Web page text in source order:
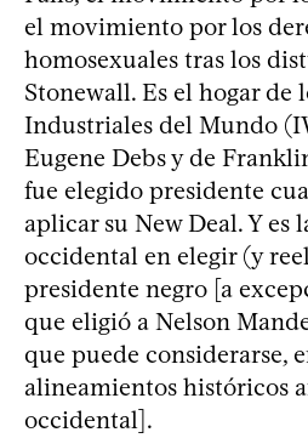
el movimiento por los
homosexuales tras los
Stonewall. Es el hogar de
Industriales del Mundo
Eugene Debs y de
fue elegido presidente
aplicar su New Deal. Y es
occidental en elegir (y
presidente negro [a
que eligió a Nelson
que puede considerarse,
alineamientos históricos
occidental].